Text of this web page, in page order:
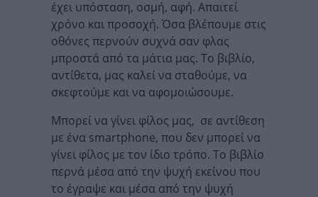
έχει υπόσταση, οσμή, αφή. Απαιτεί
χρόνο και προσοχή. Όσα βλέπουμε στις
οθόνες περνούν συχνά σαν φλας
μπροστά από τα μάτια μας. Το βιβλίο,
αντίθετα, μας καλεί να σταθούμε, να
σκεφτούμε και να αφομοιώσουμε.
Μπορεί να γίνει φίλος μας, σε αντίθεση
με ένα smartphone, που δεν μπορεί να
γίνει φίλος με τον ίδιο τρόπο. Το βιβλίο
περνά μέσα από την ψυχή εκείνου που
το έγραψε και μέσα από την ψυχή